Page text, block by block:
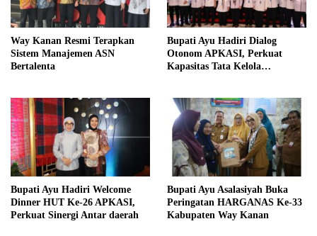
Way Kanan Resmi Terapkan
Sistem Manajemen ASN
Bertalenta
Bupati Ayu Hadiri Dialog
Otonom APKASI, Perkuat
Kapasitas Tata Kelola
Bupati Ayu Hadiri Welcome
Dinner HUT Ke-26 APKASI,
Perkuat Sinergi Antar daerah
Bupati Ayu Asalasiyah Buka
Peringatan HARGANAS Ke-33
Kabupaten Way Kanan